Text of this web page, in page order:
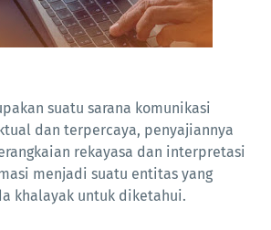
suatu sarana komunikasi
dan terpercaya, penyajiannya
rekayasa dan interpretasi
menjadi suatu entitas yang
khalayak untuk diketahui.